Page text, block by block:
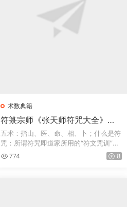
术数典籍
符箓宗师《张天师符咒大全》符
咒术法趋吉避凶方术
五术：指山、医、命、相、卜；什么是符
咒：所谓符咒即道家所用的“符文咒训”的
简称...
774 8